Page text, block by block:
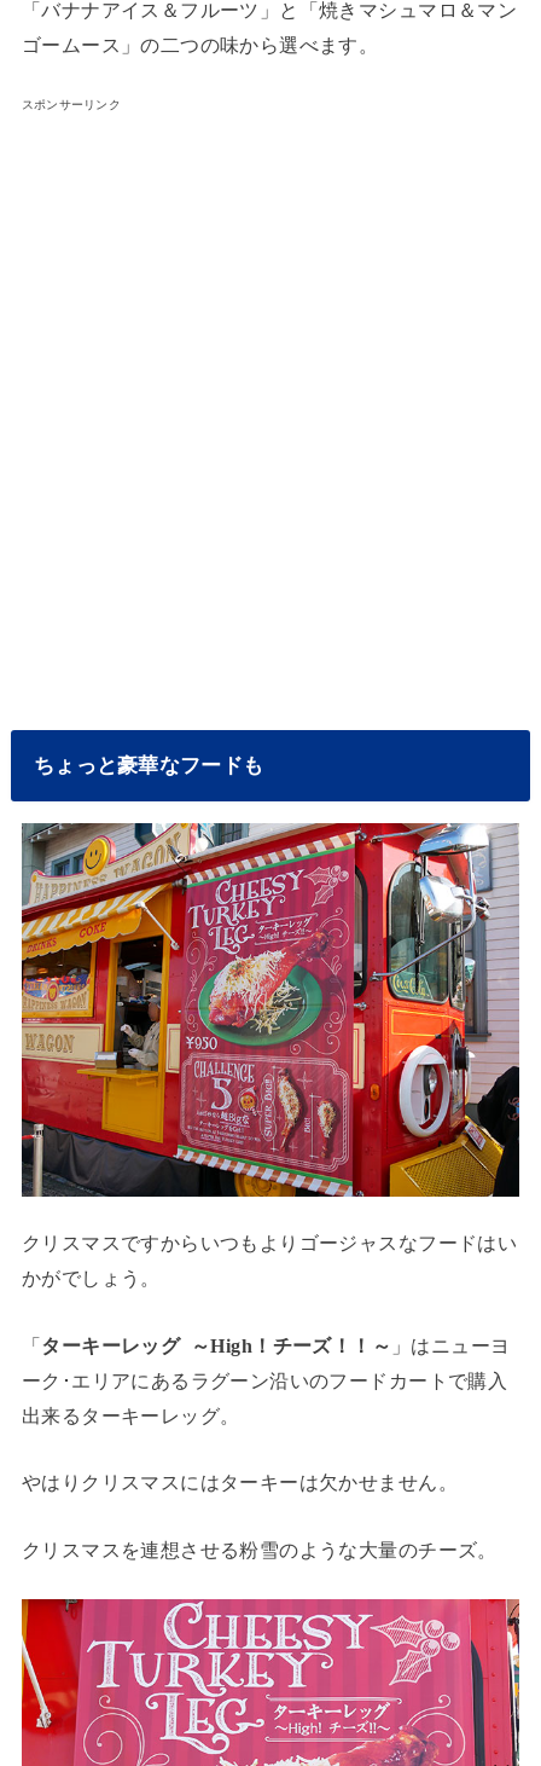
「バナナアイス＆フルーツ」と「焼きマシュマロ＆マン
ゴームース」の二つの味から選べます。
スポンサーリンク
ちょっと豪華なフードも
クリスマスですからいつもよりゴージャスなフードはい
かがでしょう。
「ターキーレッグ ～High！チーズ！！～ 」はニューヨ
ーク･エリアにあるラグーン沿いのフードカートで購入
出来るターキーレッグ。
やはりクリスマスにはターキーは欠かせません。
クリスマスを連想させる粉雪のような大量のチーズ。